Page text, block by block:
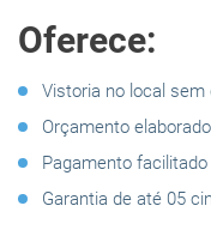
Oferece:
Vistoria no local
Orçamento
Pagamento
Garantia de até 05